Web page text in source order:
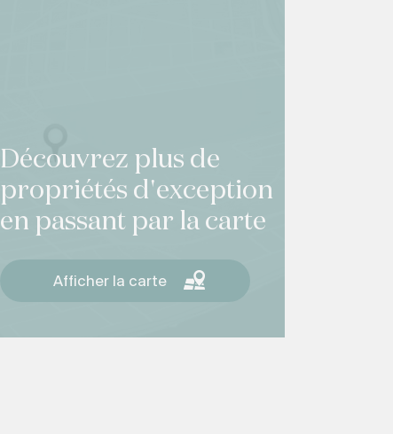
Découvrez plus de
propriétés d'exception
en passant par la carte
Afficher la carte